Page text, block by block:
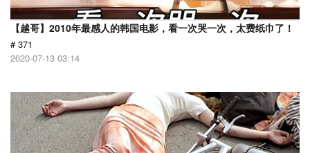
【越哥】2010年最感人的韩国电影，看一次哭一次，太费纸巾了！
# 371
2020-07-13 03:14